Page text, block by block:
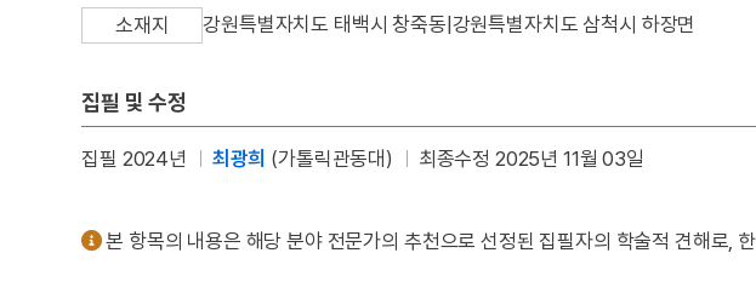
소재지
강원특별자치도 태백시 창죽동|강원특별자치도 삼척시 하장면
집필 및 수정
집필 2024년 최광희 (가톨릭관동대) 최종수정 2025년 11월 03일
본 항목의 내용은 해당 분야 전문가의 추천으로 선정된 집필자의 학술적 견해로,